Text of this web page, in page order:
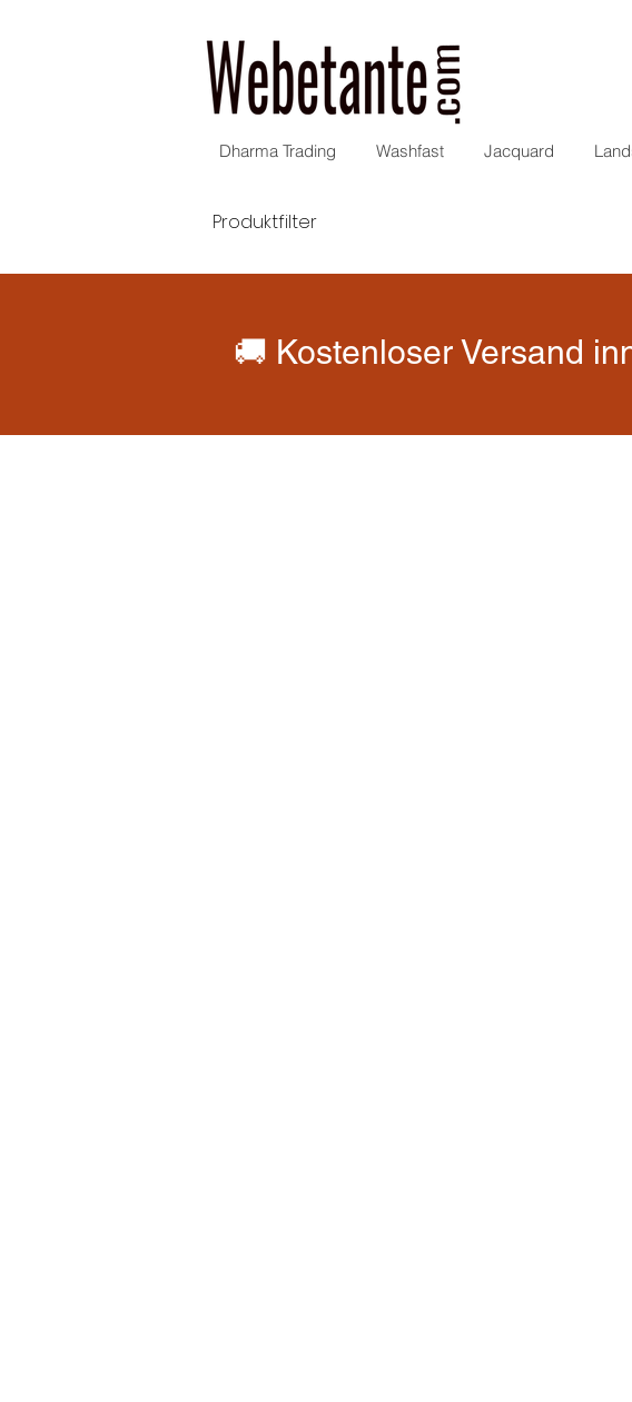
Dharma Trading Washfast Jacquard
Produktfilter
🚚 Kostenloser Versand